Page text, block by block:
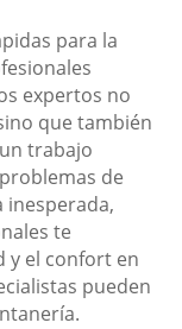
para la
expertos no
que también
trabajo
de
te
y el confort en
pueden